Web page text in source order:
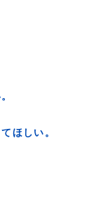
ほしい。